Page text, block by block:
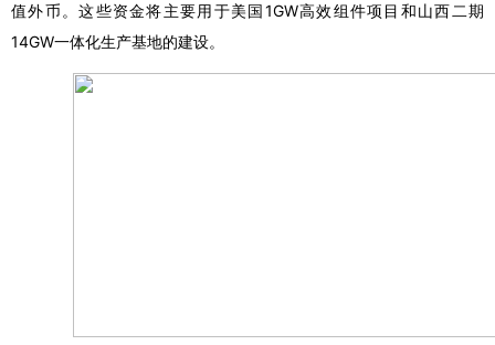
值外币。这些资金将主要用于美国1GW高效组件项目和山西二期
14GW一体化生产基地的建设。